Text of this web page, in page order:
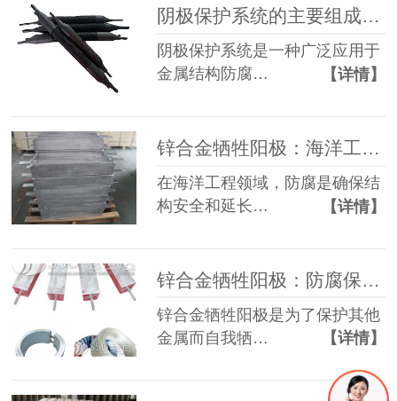
阴极保护系统的主要组成部分
阴极保护系统是一种广泛应用于
金属结构防腐…
【详情】
锌合金牺牲阳极：海洋工程中的防腐卫士
在海洋工程领域，防腐是确保结
构安全和延长…
【详情】
锌合金牺牲阳极：防腐保护的默默奉献者
锌合金牺牲阳极是为了保护其他
金属而自我牺…
【详情】